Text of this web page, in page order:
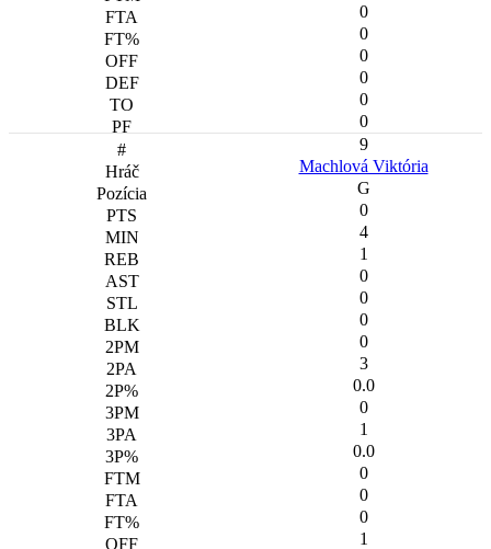
0
0
0
0
0
0
9
Machlová Viktória
G
0
4
1
0
0
0
0
3
0.0
0
1
0.0
0
0
0
1